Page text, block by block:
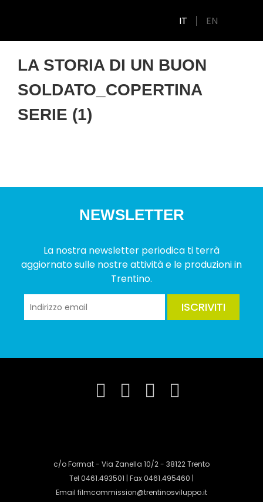
IT EN
LA STORIA DI UN BUON
SOLDATO_COPERTINA
SERIE (1)
NEWSLETTER
La nostra newsletter periodica ti terrà
aggiornato sulle nostre attività e le produzioni in
Trentino.
ISCRIVITI
c/o Format - Via Zanella 10/2 - 38122 Trento
Tel 0461.493501 | Fax 0461.495460 |
Email filmcommission@trentinosviluppo.it